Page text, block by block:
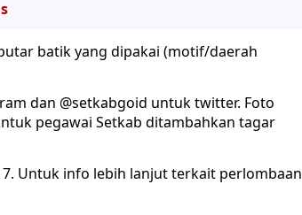
batik yang dipakai (motif/daerah
dan @setkabgoid untuk twitter. Foto
pegawai Setkab ditambahkan tagar
Untuk info lebih lanjut terkait perlombaan